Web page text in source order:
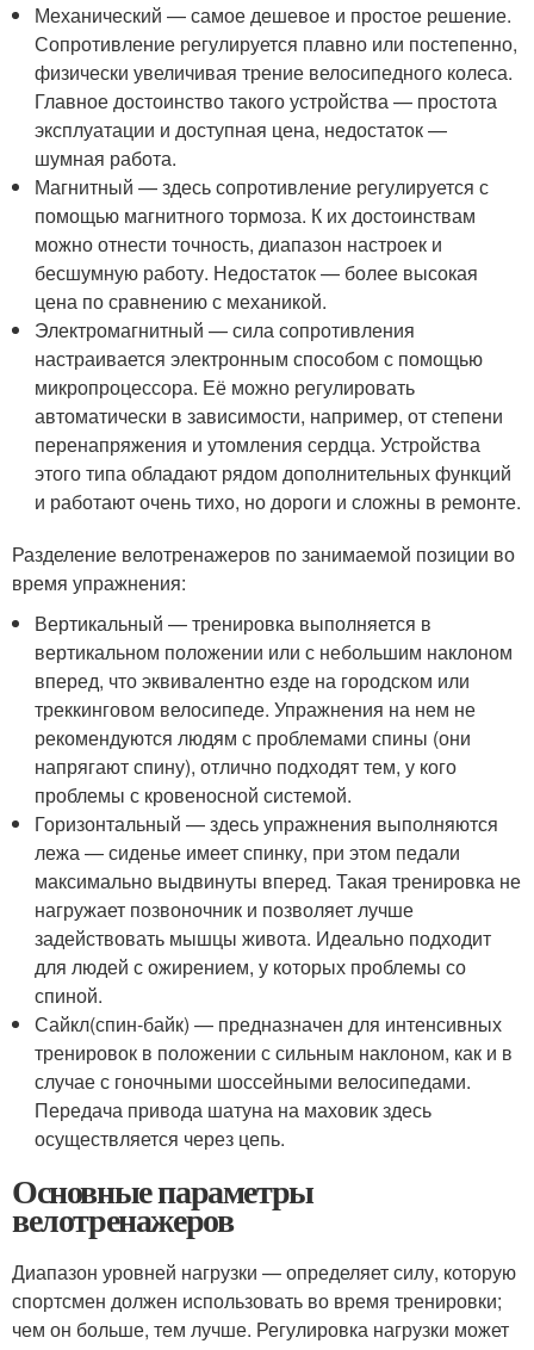
Механический — самое дешевое и простое решение.
Сопротивление регулируется плавно или постепенно,
физически увеличивая трение велосипедного колеса.
Главное достоинство такого устройства — простота
эксплуатации и доступная цена, недостаток —
шумная работа.
Магнитный — здесь сопротивление регулируется с
помощью магнитного тормоза. К их достоинствам
можно отнести точность, диапазон настроек и
бесшумную работу. Недостаток — более высокая
цена по сравнению с механикой.
Электромагнитный — сила сопротивления
настраивается электронным способом с помощью
микропроцессора. Её можно регулировать
автоматически в зависимости, например, от степени
перенапряжения и утомления сердца. Устройства
этого типа обладают рядом дополнительных функций
и работают очень тихо, но дороги и сложны в ремонте.
Разделение велотренажеров по занимаемой позиции во
время упражнения:
Вертикальный — тренировка выполняется в
вертикальном положении или с небольшим наклоном
вперед, что эквивалентно езде на городском или
треккинговом велосипеде. Упражнения на нем не
рекомендуются людям с проблемами спины (они
напрягают спину), отлично подходят тем, у кого
проблемы с кровеносной системой.
Горизонтальный — здесь упражнения выполняются
лежа — сиденье имеет спинку, при этом педали
максимально выдвинуты вперед. Такая тренировка не
нагружает позвоночник и позволяет лучше
задействовать мышцы живота. Идеально подходит
для людей с ожирением, у которых проблемы со
спиной.
Сайкл(спин-байк) — предназначен для интенсивных
тренировок в положении с сильным наклоном, как и в
случае с гоночными шоссейными велосипедами.
Передача привода шатуна на маховик здесь
осуществляется через цепь.
Основные параметры
велотренажеров
Диапазон уровней нагрузки — определяет силу, которую
спортсмен должен использовать во время тренировки;
чем он больше, тем лучше. Регулировка нагрузки может